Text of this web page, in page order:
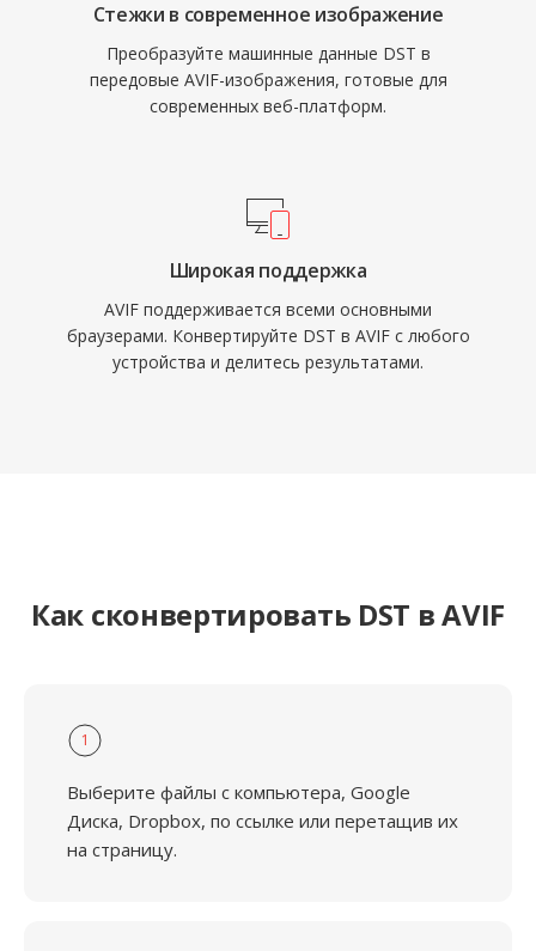
Стежки в современное изображение
Преобразуйте машинные данные DST в
передовые AVIF-изображения, готовые для
современных веб-платформ.
Широкая поддержка
AVIF поддерживается всеми основными
браузерами. Конвертируйте DST в AVIF с любого
устройства и делитесь результатами.
Как сконвертировать DST в AVIF
1
Выберите файлы с компьютера, Google
Диска, Dropbox, по ссылке или перетащив их
на страницу.